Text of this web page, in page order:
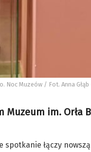
Noc Muzeów / Fot. Anna
Muzeum im. Orła
spotkanie łączy